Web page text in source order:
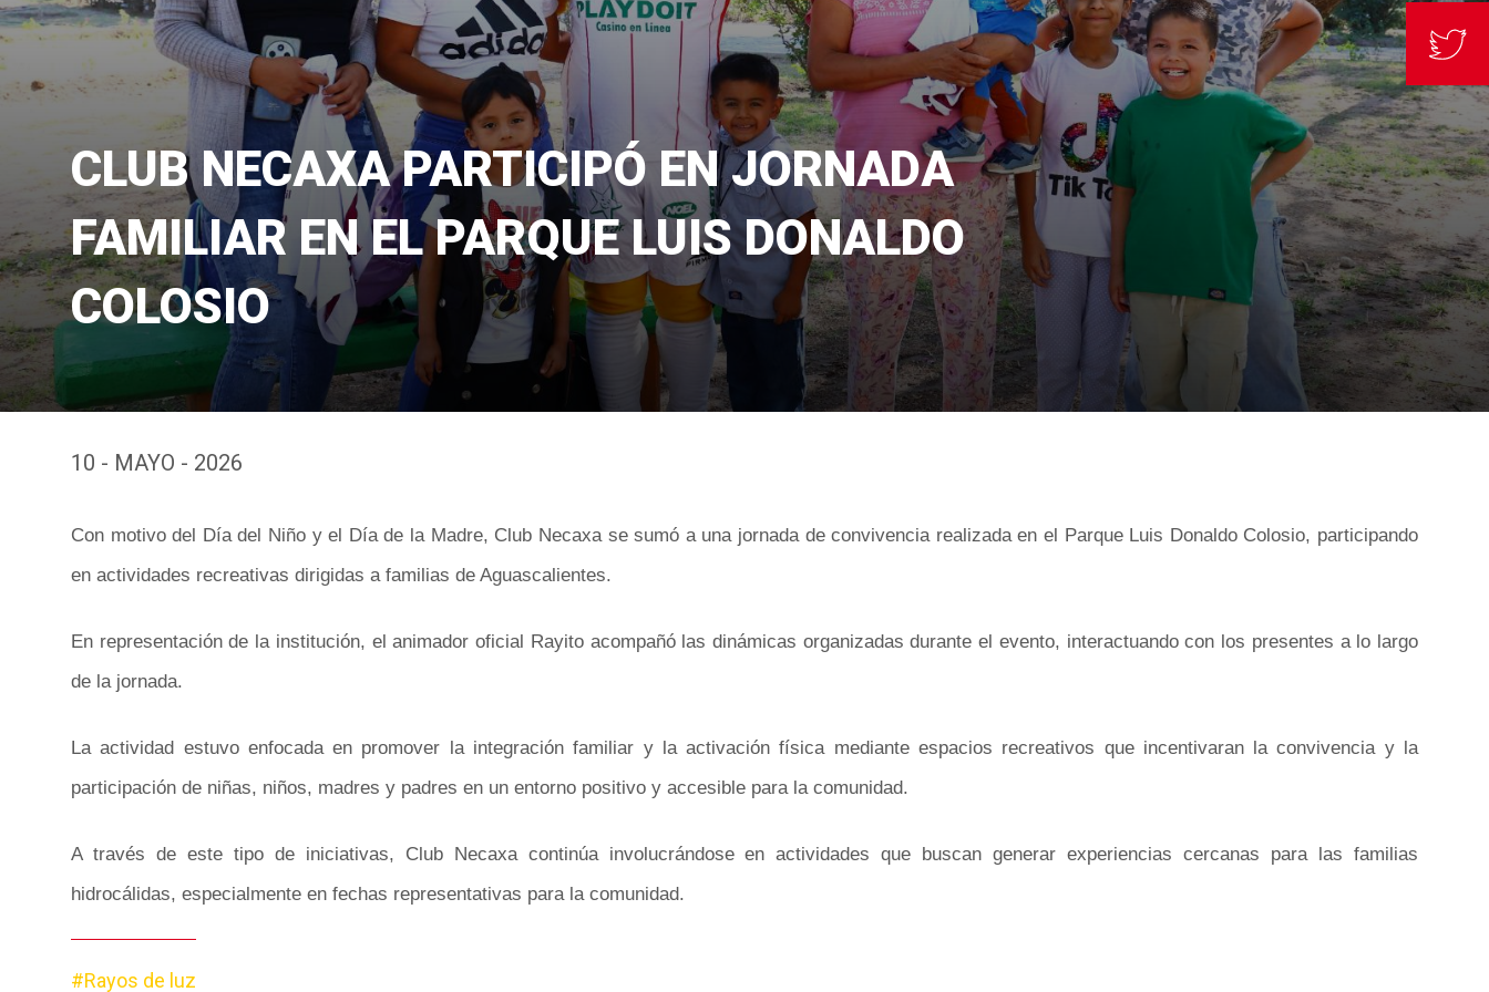
CLUB NECAXA PARTICIPÓ EN JORNADA
FAMILIAR EN EL PARQUE LUIS DONALDO
COLOSIO
10 - MAYO - 2026
Con motivo del Día del Niño y el Día de la Madre, Club Necaxa se sumó a una jornada de convivencia realizada en el Parque Luis Donaldo Colosio, participando
en actividades recreativas dirigidas a familias de Aguascalientes.
En representación de la institución, el animador oficial Rayito acompañó las dinámicas organizadas durante el evento, interactuando con los presentes a lo largo
de la jornada.
La actividad estuvo enfocada en promover la integración familiar y la activación física mediante espacios recreativos que incentivaran la convivencia y la
participación de niñas, niños, madres y padres en un entorno positivo y accesible para la comunidad.
A través de este tipo de iniciativas, Club Necaxa continúa involucrándose en actividades que buscan generar experiencias cercanas para las familias
hidrocálidas, especialmente en fechas representativas para la comunidad.
#Rayos de luz